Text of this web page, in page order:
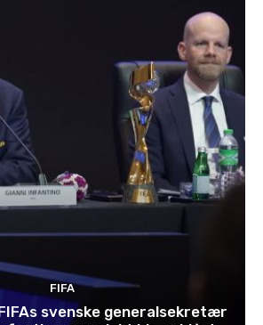
FIFA
svenske generalsekretær